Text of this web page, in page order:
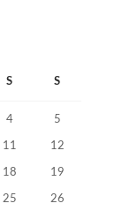
S S
4 5
11 12
18 19
25 26